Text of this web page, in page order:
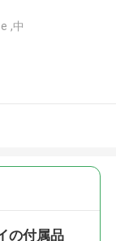
,中
の付属品